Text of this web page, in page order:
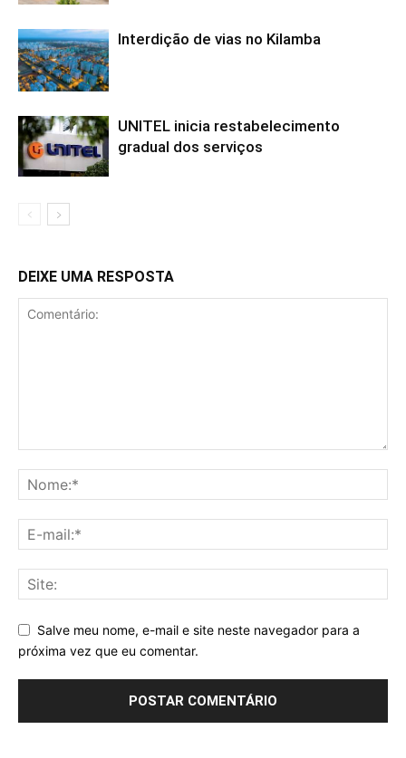
Interdição de vias no Kilamba
UNITEL inicia restabelecimento
gradual dos serviços
DEIXE UMA RESPOSTA
Salve meu nome, e-mail e site neste navegador para a
próxima vez que eu comentar.